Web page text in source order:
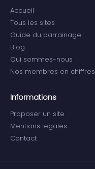
Accueil
Tous les sites
Guide du parrainage
Blog
Qui sommes-nous
Nos membres en chiffres
Informations
Proposer un site
Mentions legales
Contact